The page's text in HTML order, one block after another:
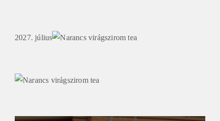
2027. július